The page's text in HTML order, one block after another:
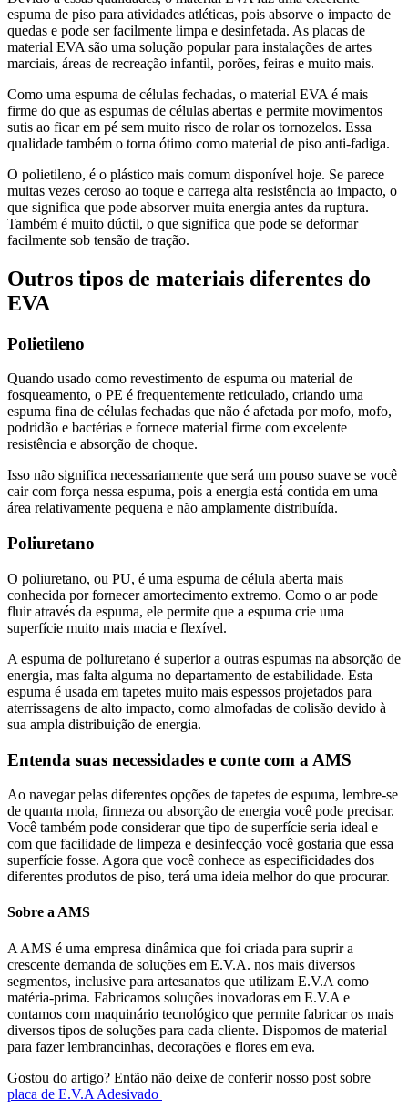
espuma de piso para atividades atléticas, pois absorve o impacto de
quedas e pode ser facilmente limpa e desinfetada. As placas de
material EVA são uma solução popular para instalações de artes
marciais, áreas de recreação infantil, porões, feiras e muito mais.
Como uma espuma de células fechadas, o material EVA é mais
firme do que as espumas de células abertas e permite movimentos
sutis ao ficar em pé sem muito risco de rolar os tornozelos. Essa
qualidade também o torna ótimo como material de piso anti-fadiga.
O polietileno, é o plástico mais comum disponível hoje. Se parece
muitas vezes ceroso ao toque e carrega alta resistência ao impacto, o
que significa que pode absorver muita energia antes da ruptura.
Também é muito dúctil, o que significa que pode se deformar
facilmente sob tensão de tração.
Outros tipos de materiais diferentes do
EVA
Polietileno
Quando usado como revestimento de espuma ou material de
fosqueamento, o PE é frequentemente reticulado, criando uma
espuma fina de células fechadas que não é afetada por mofo, mofo,
podridão e bactérias e fornece material firme com excelente
resistência e absorção de choque.
Isso não significa necessariamente que será um pouso suave se você
cair com força nessa espuma, pois a energia está contida em uma
área relativamente pequena e não amplamente distribuída.
Poliuretano
O poliuretano, ou PU, é uma espuma de célula aberta mais
conhecida por fornecer amortecimento extremo. Como o ar pode
fluir através da espuma, ele permite que a espuma crie uma
superfície muito mais macia e flexível.
A espuma de poliuretano é superior a outras espumas na absorção de
energia, mas falta alguma no departamento de estabilidade. Esta
espuma é usada em tapetes muito mais espessos projetados para
aterrissagens de alto impacto, como almofadas de colisão devido à
sua ampla distribuição de energia.
Entenda suas necessidades e conte com a AMS
Ao navegar pelas diferentes opções de tapetes de espuma, lembre-se
de quanta mola, firmeza ou absorção de energia você pode precisar.
Você também pode considerar que tipo de superfície seria ideal e
com que facilidade de limpeza e desinfecção você gostaria que essa
superfície fosse. Agora que você conhece as especificidades dos
diferentes produtos de piso, terá uma ideia melhor do que procurar.
Sobre a AMS
A AMS é uma empresa dinâmica que foi criada para suprir a
crescente demanda de soluções em E.V.A. nos mais diversos
segmentos, inclusive para artesanatos que utilizam E.V.A como
matéria-prima. Fabricamos soluções inovadoras em E.V.A e
contamos com maquinário tecnológico que permite fabricar os mais
diversos tipos de soluções para cada cliente. Dispomos de material
para fazer lembrancinhas, decorações e flores em eva.
Gostou do artigo? Então não deixe de conferir nosso post sobre
placa de E.V.A Adesivado